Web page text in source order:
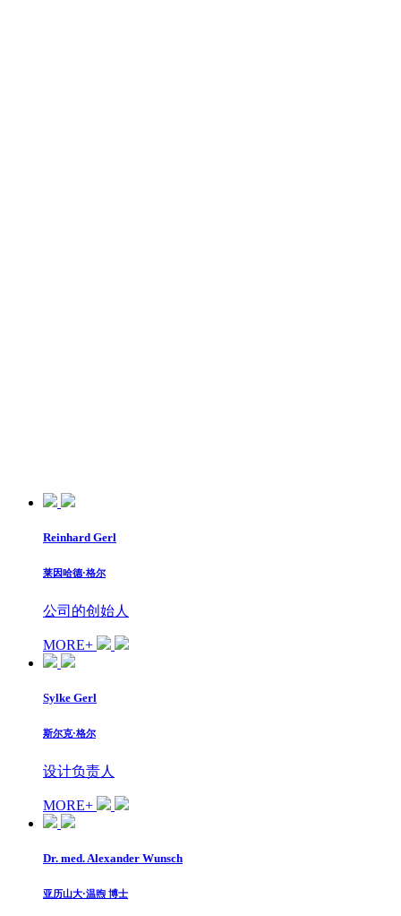
Reinhard Gerl
莱因哈德·格尔
公司的创始人
MORE+
Sylke Gerl
斯尔克·格尔
设计负责人
MORE+
Dr. med. Alexander Wunsch
亚历山大·温煦 博士